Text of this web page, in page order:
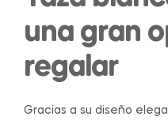
una gran
regalar
Gracias a su diseño